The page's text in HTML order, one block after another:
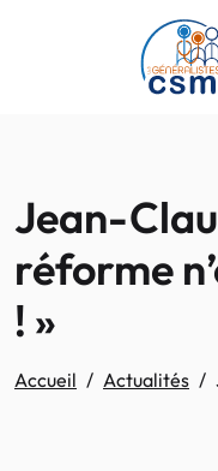
Passer au contenu
Jean-
réforme
! »
Accueil Actualités